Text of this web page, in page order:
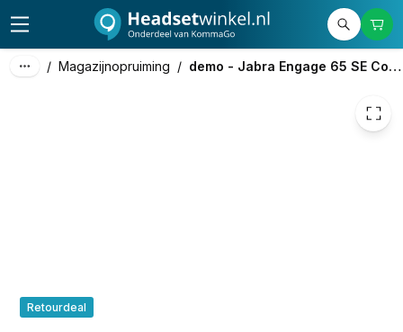
/ Magazijnopruiming / demo - Jabra Engage 65 SE Convertible
Retourdeal
215,93 excl. btw
261,28 incl. btw